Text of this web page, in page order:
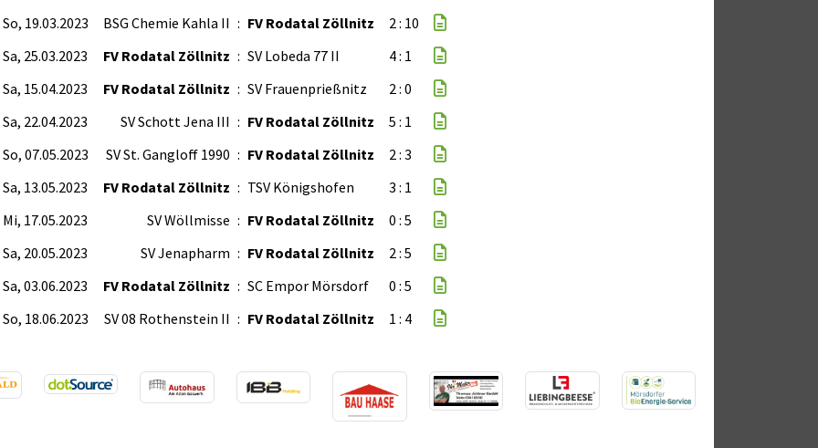
So, 19.03.2023 BSG Chemie Kahla II : FV Rodatal Zöllnitz
2 : 10
Sa, 25.03.2023 FV Rodatal Zöllnitz : SV Lobeda 77 II
4 : 1
Sa, 15.04.2023 FV Rodatal Zöllnitz : SV Frauenprießnitz
2 : 0
Sa, 22.04.2023 SV Schott Jena III : FV Rodatal Zöllnitz
5 : 1
So, 07.05.2023 SV St. Gangloff 1990 : FV Rodatal Zöllnitz
2 : 3
Sa, 13.05.2023 FV Rodatal Zöllnitz : TSV Königshofen
3 : 1
Mi, 17.05.2023 SV Wöllmisse : FV Rodatal Zöllnitz
0 : 5
Sa, 20.05.2023 SV Jenapharm : FV Rodatal Zöllnitz
2 : 5
Sa, 03.06.2023 FV Rodatal Zöllnitz : SC Empor Mörsdorf
0 : 5
So, 18.06.2023 SV 08 Rothenstein II : FV Rodatal Zöllnitz 1 : 4